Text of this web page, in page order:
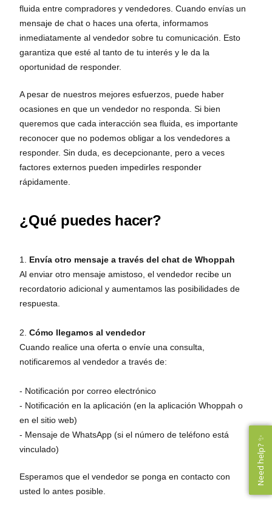
fluida entre compradores y vendedores. Cuando envías un
mensaje de chat o haces una oferta, informamos
inmediatamente al vendedor sobre tu comunicación. Esto
garantiza que esté al tanto de tu interés y le da la
oportunidad de responder.
A pesar de nuestros mejores esfuerzos, puede haber
ocasiones en que un vendedor no responda. Si bien
queremos que cada interacción sea fluida, es importante
reconocer que no podemos obligar a los vendedores a
responder. Sin duda, es decepcionante, pero a veces
factores externos pueden impedirles responder
rápidamente.
¿Qué puedes hacer?
1. Envía otro mensaje a través del chat de Whoppah
Al enviar otro mensaje amistoso, el vendedor recibe un
recordatorio adicional y aumentamos las posibilidades de
respuesta.
2. Cómo llegamos al vendedor
Cuando realice una oferta o envíe una consulta,
notificaremos al vendedor a través de:
- Notificación por correo electrónico
- Notificación en la aplicación (en la aplicación Whoppah o
en el sitio web)
- Mensaje de WhatsApp (si el número de teléfono está
vinculado)
Esperamos que el vendedor se ponga en contacto con
usted lo antes posible.
Need help? ✨
Need help? ✨